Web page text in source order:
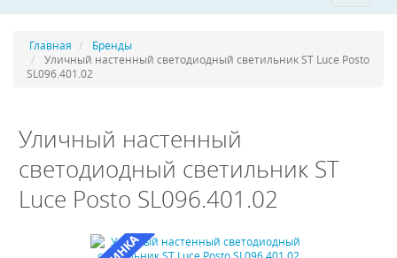
Главная
Бренды
Уличный настенный светодиодный светильник ST Luce Posto
SL096.401.02
Уличный настенный
светодиодный светильник ST
Luce Posto SL096.401.02